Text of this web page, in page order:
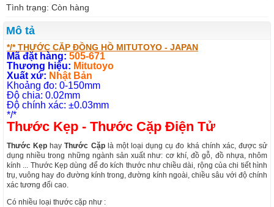
Tình trạng: Còn hàng
Mô tả
*/* THƯỚC CẶP ĐỒNG HỒ MITUTOYO - JAPAN
Mã đặt hàng: 505-671
Thương hiệu: Mitutoyo
Xuất xứ: Nhật Bản
Khoảng đo: 0-150mm
Độ chia: 0.02mm
Độ chính xác: ±0.03mm
*/*
Thước Kẹp - Thước Cặp Điện Tử
Thước Kẹp hayThước Cặp là một loại dụng cụ đo khá chính xác, được sử
dụng nhiều trong những ngành sản xuất như: cơ khí, đồ gỗ, đồ nhựa, nhôm
kính ... Thước Kẹp dùng để đo kích thước như chiều dài, rộng của chi tiết hình
trụ, vuông hay đo đường kính trong, đường kính ngoài, chiều sâu với độ chính
xác tương đối cao.
Có nhiều loại thước cặp như :